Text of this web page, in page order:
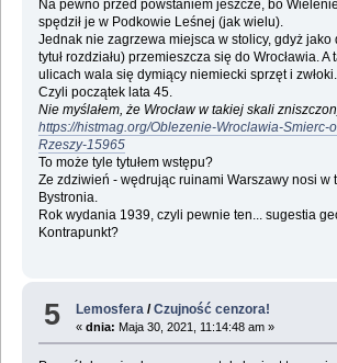
Na pewno przed powstaniem jeszcze, bo
spędził je w Podkowie Leśnej (jak wielu).
Jednak nie zagrzewa miejsca w stolicy, gdyż jako
tytuł rozdziału) przemieszcza się do Wrocławia. A
ulicach wala się dymiący niemiecki sprzęt i zwłoki.
Czyli początek lata 45.
Nie myślałem, że Wrocław w takiej skali
https://histmag.org/Oblezenie-Wroclawia-Smierc-
Rzeszy-15965
To może tyle tytułem wstępu?
Ze zdziwień - wędrując ruinami Warszawy nosi w
Bystronia.
Rok wydania 1939, czyli pewnie ten... sugestia
Kontrapunkt?
5 Lemosfera /Czujność cenzora!
«dnia: Maja 30, 2021, 11:14:48 am »